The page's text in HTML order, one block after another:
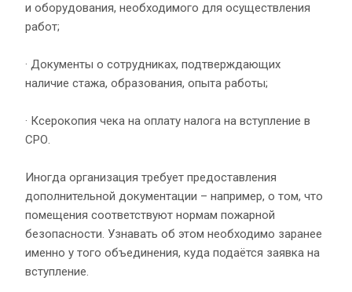
и оборудования, необходимого для осуществления
работ;
· Документы о сотрудниках, подтверждающих
наличие стажа, образования, опыта работы;
· Ксерокопия чека на оплату налога на вступление в
СРО.
Иногда организация требует предоставления
дополнительной документации – например, о том, что
помещения соответствуют нормам пожарной
безопасности. Узнавать об этом необходимо заранее
именно у того объединения, куда подаётся заявка на
вступление.